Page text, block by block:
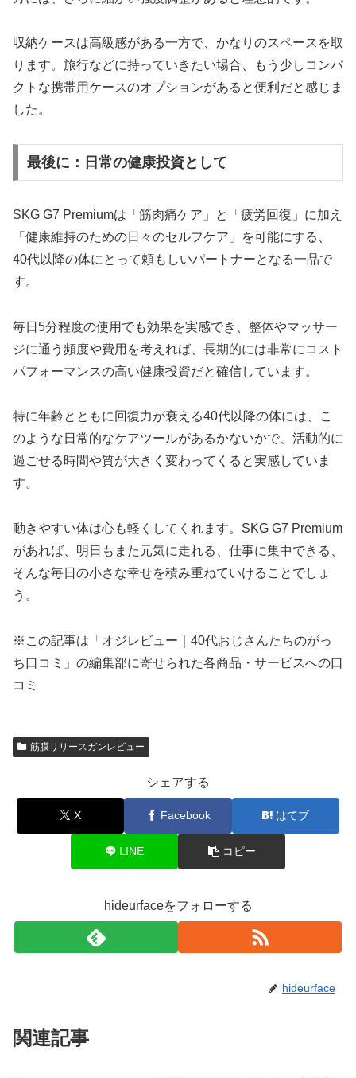
収納ケースは高級感がある一方で、かなりのスペースを取
ります。旅行などに持っていきたい場合、もう少しコンパ
クトな携帯用ケースのオプションがあると便利だと感じま
した。
最後に：日常の健康投資として
SKG G7 Premiumは「筋肉痛ケア」と「疲労回復」に加え
「健康維持のための日々のセルフケア」を可能にする、
40代以降の体にとって頼もしいパートナーとなる一品で
す。
毎日5分程度の使用でも効果を実感でき、整体やマッサー
ジに通う頻度や費用を考えれば、長期的には非常にコスト
パフォーマンスの高い健康投資だと確信しています。
特に年齢とともに回復力が衰える40代以降の体には、こ
のような日常的なケアツールがあるかないかで、活動的に
過ごせる時間や質が大きく変わってくると実感していま
す。
動きやすい体は心も軽くしてくれます。SKG G7 Premium
があれば、明日もまた元気に走れる、仕事に集中できる、
そんな毎日の小さな幸せを積み重ねていけることでしょ
う。
※この記事は「オジレビュー｜40代おじさんたちのがっ
ち口コミ」の編集部に寄せられた各商品・サービスへの口
コミ
筋膜リリースガンレビュー
シェアする
X Facebook はてブ
LINE コピー
hideurfaceをフォローする
hideurface
関連記事